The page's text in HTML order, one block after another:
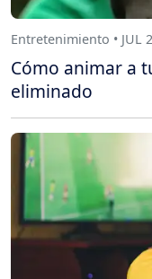
Entretenimiento • JUL
Cómo animar a
eliminado